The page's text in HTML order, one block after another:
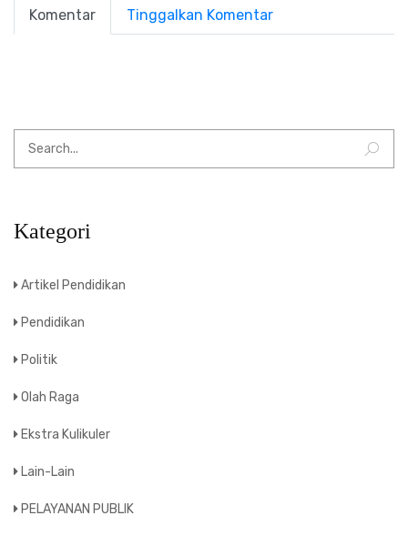
Komentar Tinggalkan Komentar
Kategori
Artikel Pendidikan
Pendidikan
Politik
Olah Raga
Ekstra Kulikuler
Lain-Lain
PELAYANAN PUBLIK